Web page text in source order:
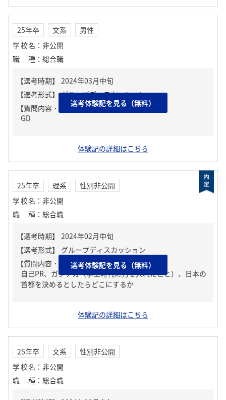
25年卒 文系
男性
学校名 ： 非公開
職種 ： 総合職
【質問内容・課題】
GD
選考体験記を見る（無料）
体験記の詳細はこちら
25年卒 理系
性別非公開
学校名 ： 非公開
職種 ： 総合職
【質問内容・課題】
自己PR、ガクチカ（学生時代に力を入れたこと）、日本の
首都を決めるとしたらどこにするか
選考体験記を見る（無料）
体験記の詳細はこちら
25年卒 文系
性別非公開
学校名 ： 非公開
職種 ： 総合職